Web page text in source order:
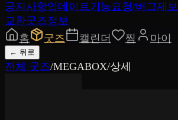
공지사항업데이트기능요청/버그제보
교환굿즈정보
홈
굿즈 캘린더 찜 마이
← 뒤로
전체 굿즈/MEGABOX/상세